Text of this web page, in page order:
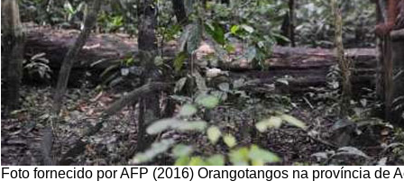
Foto fornecido por AFP (2016) Orangotangos na província de